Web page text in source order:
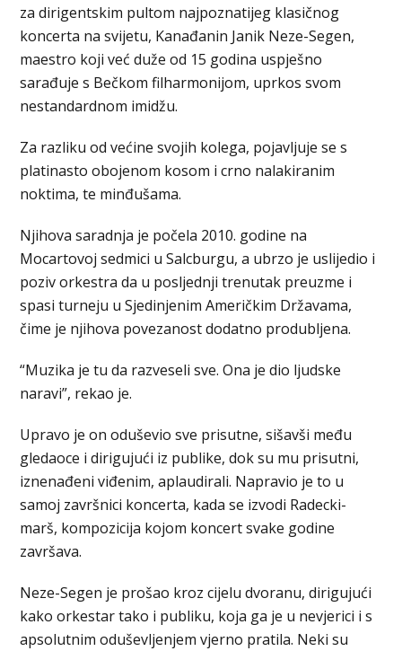
za dirigentskim pultom najpoznatijeg klasičnog
koncerta na svijetu, Kanađanin Janik Neze-Segen,
maestro koji već duže od 15 godina uspješno
sarađuje s Bečkom filharmonijom, uprkos svom
nestandardnom imidžu.
Za razliku od većine svojih kolega, pojavljuje se s
platinasto obojenom kosom i crno nalakiranim
noktima, te minđušama.
Njihova saradnja je počela 2010. godine na
Mocartovoj sedmici u Salcburgu, a ubrzo je uslijedio i
poziv orkestra da u posljednji trenutak preuzme i
spasi turneju u Sjedinjenim Američkim Državama,
čime je njihova povezanost dodatno produbljena.
“Muzika je tu da razveseli sve. Ona je dio ljudske
naravi”, rekao je.
Upravo je on oduševio sve prisutne, sišavši među
gledaoce i dirigujući iz publike, dok su mu prisutni,
iznenađeni viđenim, aplaudirali. Napravio je to u
samoj završnici koncerta, kada se izvodi Radecki-
marš, kompozicija kojom koncert svake godine
završava.
Neze-Segen je prošao kroz cijelu dvoranu, dirigujući
kako orkestar tako i publiku, koja ga je u nevjerici i s
apsolutnim oduševljenjem vjerno pratila. Neki su